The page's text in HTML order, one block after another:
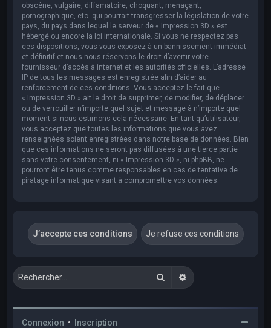
obscène, vulgaire, diffamatoire, choquant, menaçant,
pornographique, etc. qui pourrait transgresser la législation de votre
pays, du pays dans lequel le serveur de « Impression 3D » est
hébergé ou encore la loi internationale. Si vous ne respectez pas
ces dispositions, vous vous exposez à un bannissement immédiat
et définitif et nous nous réservons le droit d’avertir votre
fournisseur d’accès à internet et les autorités officielles. L’adresse
IP de tous les messages est enregistrée afin d’aider au
renforcement de ces conditions. Vous acceptez le fait que
« Impression 3D » ait le droit de supprimer, de modifier, de déplacer
ou de verrouiller n’importe quel sujet et message à n’importe quel
moment si nous estimons cela nécessaire. En tant qu’utilisateur,
vous acceptez que toutes les informations que vous avez
renseignées soient enregistrées dans notre base de données. Bien
que ces informations ne seront pas diffusées à une tierce partie
sans votre consentement, ni « Impression 3D », ni phpBB, ne
pourront être tenus comme responsables en cas de tentative de
piratage informatique visant à compromettre vos données.
RechercherRecherche avancée
Connexion • Inscription